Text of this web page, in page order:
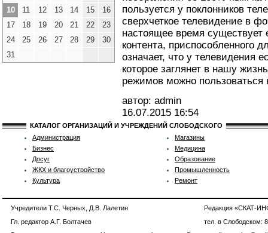
10
11 12 13 14 15
16
17
18 19 20 21 22
23
24
25 26 27 28 29
30
31
пользуется у поклонников
сверхчеткое телевидение в
настоящее время
контента, приспособленного
означает, что у телевидения
которое заглянет в нашу
режимов можно
автор: admin
16.07.2015 16:54
КАТАЛОГ ОРГАНИЗАЦИЙ И УЧРЕЖДЕНИЙ СЛОБОДСКОГО
Администрация
Бизнес
Досуг
ЖКХ и благоустройство
Культура
Магазины
Медицина
Образование
Промышленность
Ремонт
Учредители Т.С. Черных, Д.В. Лалетин
Гл. редактор А.Г. Болтачев
Редакция «СКАТ-
тел. в Слободском: